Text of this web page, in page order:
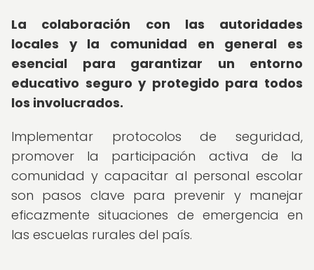
La colaboración con las autoridades
locales y la comunidad en general es
esencial para garantizar un entorno
educativo seguro y protegido para todos
los involucrados.
Implementar protocolos de seguridad,
promover la participación activa de la
comunidad y capacitar al personal escolar
son pasos clave para prevenir y manejar
eficazmente situaciones de emergencia en
las escuelas rurales del país.